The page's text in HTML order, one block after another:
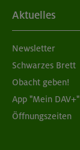
Aktuelles
Newsletter
Schwarzes Brett
Obacht geben!
App "Mein DAV+"
Öffnungszeiten